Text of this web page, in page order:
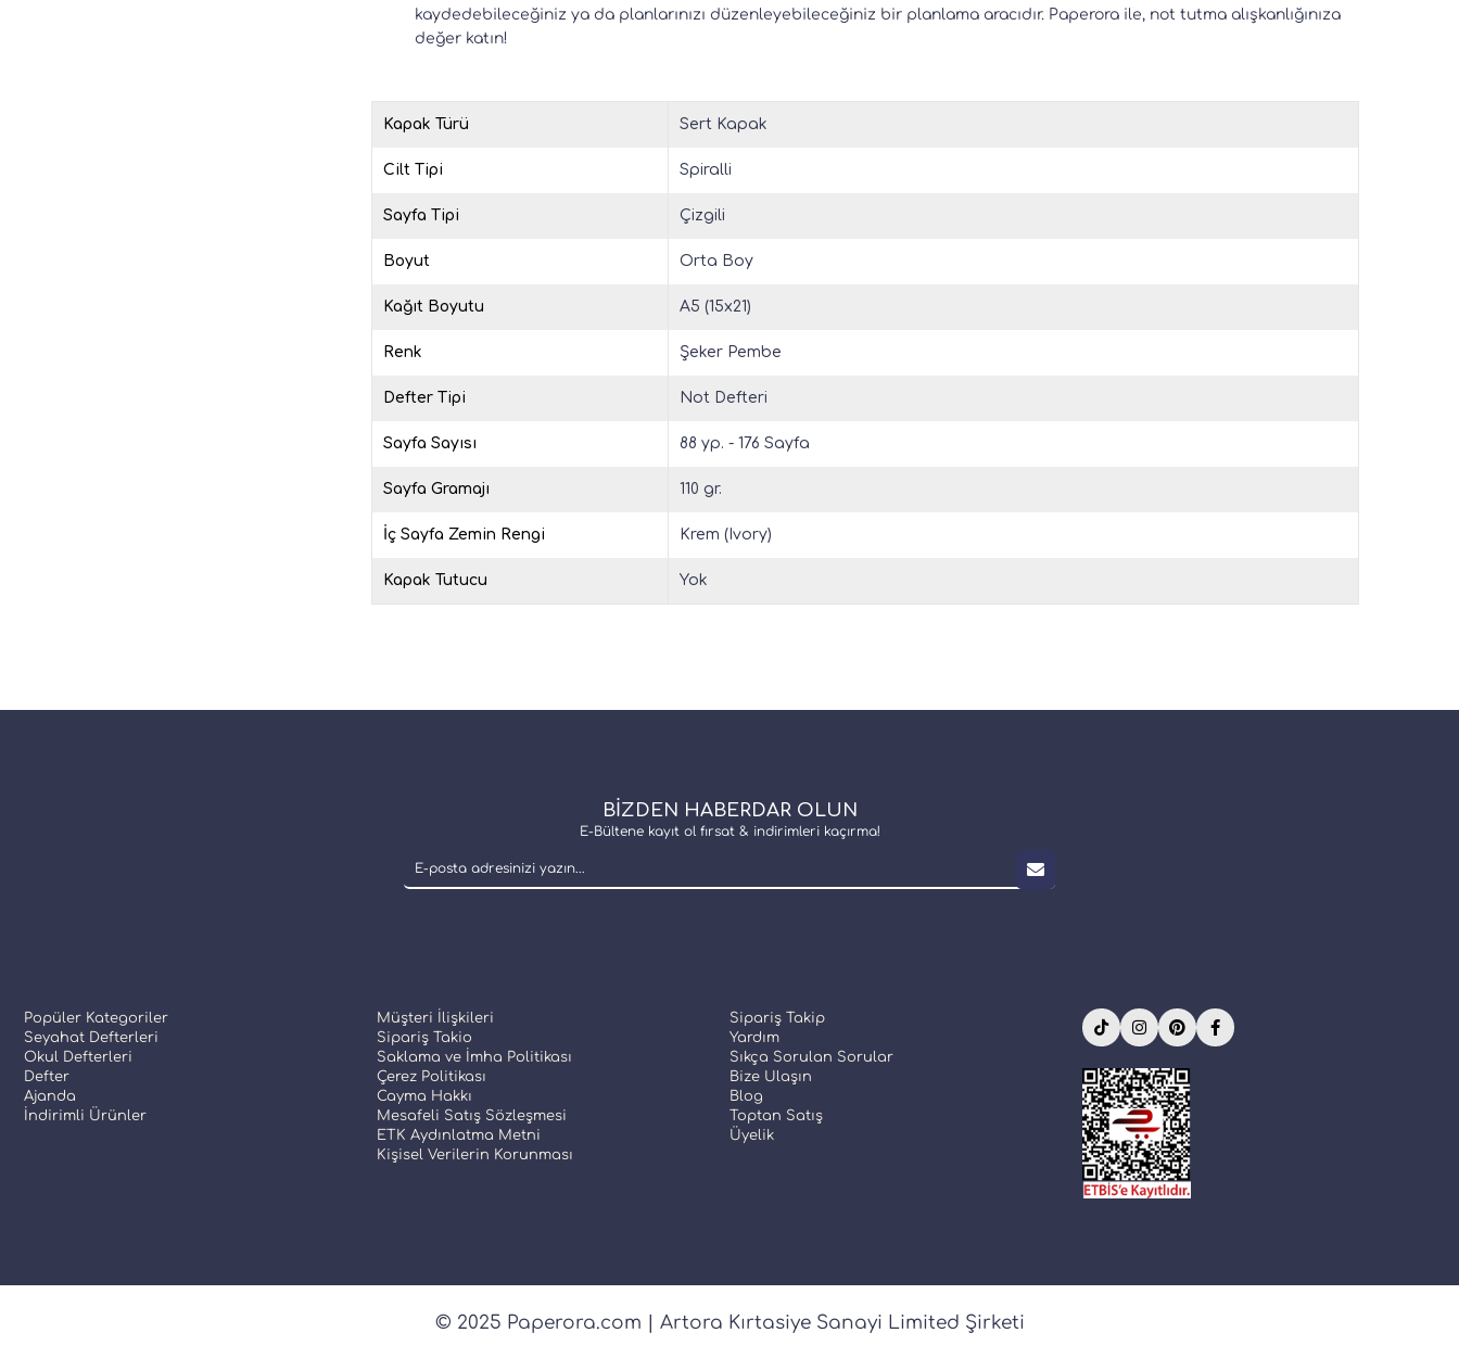
kaydedebileceğiniz ya da planlarınızı düzenleyebileceğiniz bir planlama aracıdır. Paperora ile, not tutma alışkanlığınıza
değer katın!
Kapak Türü Sert Kapak
Cilt Tipi Spiralli
Sayfa Tipi Çizgili
Boyut Orta Boy
Kağıt Boyutu A5 (15x21)
Renk Şeker Pembe
Defter Tipi Not Defteri
Sayfa Sayısı 88 yp. - 176 Sayfa
Sayfa Gramajı 110 gr.
İç Sayfa Zemin Rengi Krem (Ivory)
Kapak Tutucu Yok
BİZDEN HABERDAR OLUN
E-Bültene kayıt ol fırsat & indirimleri kaçırma!
Popüler Kategoriler
Seyahat Defterleri
Okul Defterleri
Defter
Ajanda
İndirimli Ürünler
Müşteri İlişkileri
Sipariş Takio
Saklama ve İmha Politikası
Çerez Politikası
Cayma Hakkı
Mesafeli Satış Sözleşmesi
ETK Aydınlatma Metni
Kişisel Verilerin Korunması
Sipariş Takip
Yardım
Sıkça Sorulan Sorular
Bize Ulaşın
Blog
Toptan Satış
Üyelik
© 2025 Paperora.com | Artora Kırtasiye Sanayi Limited Şirketi